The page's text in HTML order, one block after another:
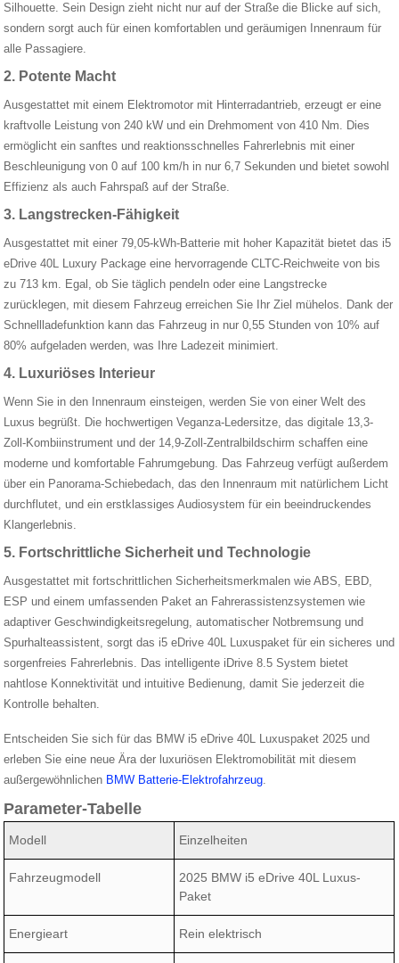
Silhouette. Sein Design zieht nicht nur auf der Straße die Blicke auf sich,
sondern sorgt auch für einen komfortablen und geräumigen Innenraum für
alle Passagiere.
2. Potente Macht
Ausgestattet mit einem Elektromotor mit Hinterradantrieb, erzeugt er eine
kraftvolle Leistung von 240 kW und ein Drehmoment von 410 Nm. Dies
ermöglicht ein sanftes und reaktionsschnelles Fahrerlebnis mit einer
Beschleunigung von 0 auf 100 km/h in nur 6,7 Sekunden und bietet sowohl
Effizienz als auch Fahrspaß auf der Straße.
3. Langstrecken-Fähigkeit
Ausgestattet mit einer 79,05-kWh-Batterie mit hoher Kapazität bietet das i5
eDrive 40L Luxury Package eine hervorragende CLTC-Reichweite von bis
zu 713 km. Egal, ob Sie täglich pendeln oder eine Langstrecke
zurücklegen, mit diesem Fahrzeug erreichen Sie Ihr Ziel mühelos. Dank der
Schnellladefunktion kann das Fahrzeug in nur 0,55 Stunden von 10% auf
80% aufgeladen werden, was Ihre Ladezeit minimiert.
4. Luxuriöses Interieur
Wenn Sie in den Innenraum einsteigen, werden Sie von einer Welt des
Luxus begrüßt. Die hochwertigen Veganza-Ledersitze, das digitale 13,3-
Zoll-Kombiinstrument und der 14,9-Zoll-Zentralbildschirm schaffen eine
moderne und komfortable Fahrumgebung. Das Fahrzeug verfügt außerdem
über ein Panorama-Schiebedach, das den Innenraum mit natürlichem Licht
durchflutet, und ein erstklassiges Audiosystem für ein beeindruckendes
Klangerlebnis.
5. Fortschrittliche Sicherheit und Technologie
Ausgestattet mit fortschrittlichen Sicherheitsmerkmalen wie ABS, EBD,
ESP und einem umfassenden Paket an Fahrerassistenzsystemen wie
adaptiver Geschwindigkeitsregelung, automatischer Notbremsung und
Spurhalteassistent, sorgt das i5 eDrive 40L Luxuspaket für ein sicheres und
sorgenfreies Fahrerlebnis. Das intelligente iDrive 8.5 System bietet
nahtlose Konnektivität und intuitive Bedienung, damit Sie jederzeit die
Kontrolle behalten.
Entscheiden Sie sich für das BMW i5 eDrive 40L Luxuspaket 2025 und
erleben Sie eine neue Ära der luxuriösen Elektromobilität mit diesem
außergewöhnlichen BMW Batterie-Elektrofahrzeug.
Parameter-Tabelle
Modell Einzelheiten
Fahrzeugmodell
2025 BMW i5 eDrive 40L Luxus-
Paket
Energieart Rein elektrisch